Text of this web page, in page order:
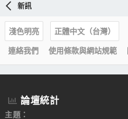
新訊
淺色明亮
正體中文（台灣）
連絡我們
使用條款與網站規範
論壇統計
主題